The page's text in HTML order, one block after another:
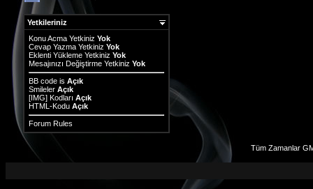
Yetkileriniz
Konu Acma Yetkiniz Yok
Cevap Yazma Yetkiniz Yok
Eklenti Yükleme Yetkiniz Yok
Mesajınızı Değiştirme Yetkiniz Yok
BB code is Açık
Smileler Açık
[IMG] Kodları Açık
HTML-Kodu Açık
Forum Rules
Tüm Zamanlar